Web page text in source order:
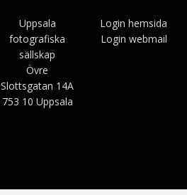
Uppsala
fotografiska
sällskap
Övre
Slottsgatan 14A
753 10 Uppsala
Login hemsida
Login webmail